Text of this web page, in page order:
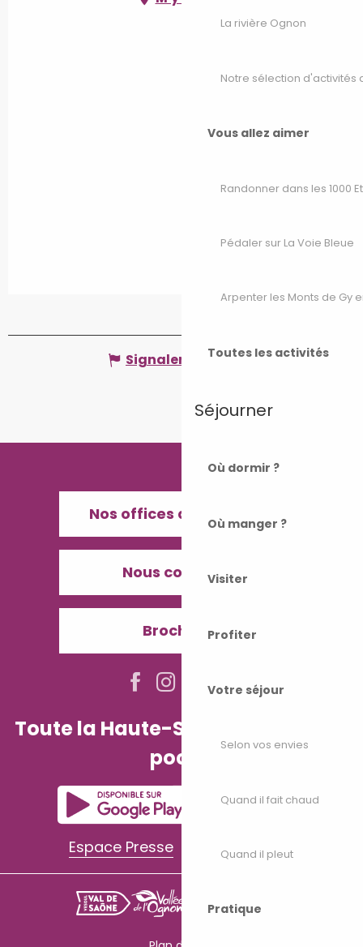
La rivière Ognon
Notre sélection d'activités
Vous allez aimer
Randonner dans les 1000
Pédaler sur La Voie Bleue
Arpenter les Monts de Gy
Toutes les activités
Séjourner
Où dormir ?
Où manger ?
Visiter
Profiter
Votre séjour
Selon vos envies
Quand il fait chaud
Quand il pleut
Pratique
Signaler une erreur
Nos offices de Tourisme
Nous contacter
Brochures
Toute la Haute-Saône dans votre
poche
Espace Presse Espace Pro